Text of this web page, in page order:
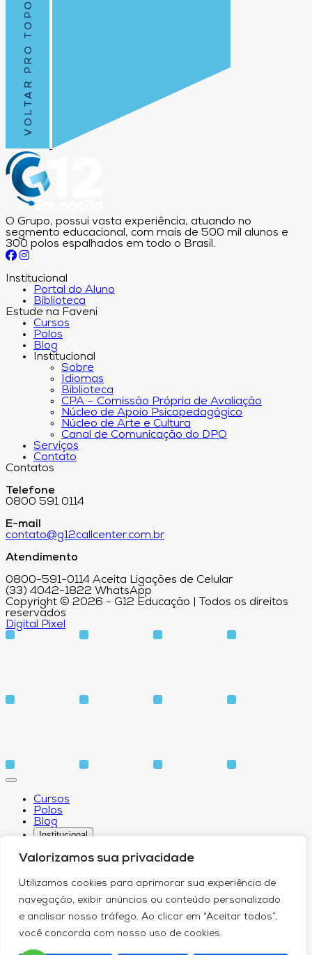
Valorizamos sua privacidade
Utilizamos cookies para aprimorar sua experiência de
navegação, exibir anúncios ou conteúdo personalizado
e analisar nosso tráfego. Ao clicar em “Aceitar todos”,
você concorda com nosso uso de cookies.
VOLTAR PRO TOPO
O Grupo, possui vasta experiência, atuando no
segmento educacional, com mais de 500 mil alunos e
300 polos espalhados em todo o Brasil.
Institucional
Portal do Aluno
Biblioteca
Estude na Faveni
Cursos
Polos
Blog
Institucional
Sobre
Idiomas
Biblioteca
CPA – Comissão Própria de Avaliação
Núcleo de Apoio Psicopedagógico
Núcleo de Arte e Cultura
Canal de Comunicação do DPO
Serviços
Contato
Contatos
Telefone
0800 591 0114
E-mail
contato@g12callcenter.com.br
Atendimento
0800-591-0114 Aceita Ligações de Celular
(33) 4042-1822 WhatsApp
Copyright © 2026 - G12 Educação | Todos os direitos
reservados
Digital Pixel
Cursos
Polos
Blog
Institucional
Sobre
Biblioteca
CPA – Comissão Própria de Avaliação